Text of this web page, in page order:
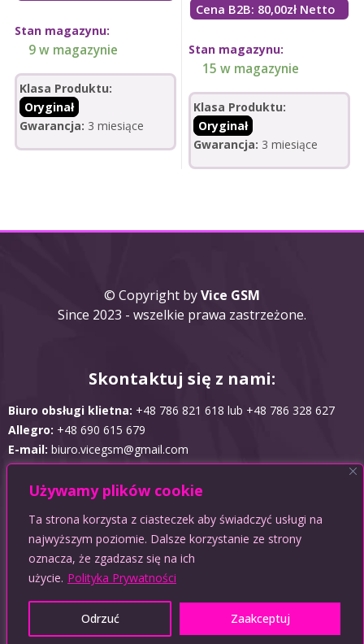
Używamy plików cookie
Ta strona korzysta z ciasteczek aby świadczyć usługi na
najwyższym poziomie. Dalsze korzystanie ze strony
oznacza, że zgadzasz się na ich
użycie. Polityka Prywatności
Odrzuć Zaakceptuj
Stan magazynu:
9 w magazynie
Klasa Produktu:
Oryginał
Gwarancja: 3 miesiące
Cena B2B: 80,00zł Netto
Stan magazynu:
15 w magazynie
Klasa Produktu:
Oryginał
Gwarancja: 3 miesiące
© Copyright byVice GSM
Since 2023 - wszelkie prawa zastrzeżone.
Skontaktuj się z nami:
Biuro obsługi klietna: +48 786 821 618 lub +48 786 328 627
Allegro: +48 690 615 679
E-mail: biuro.vicegsm@gmail.com
Obsługujemy płatności: